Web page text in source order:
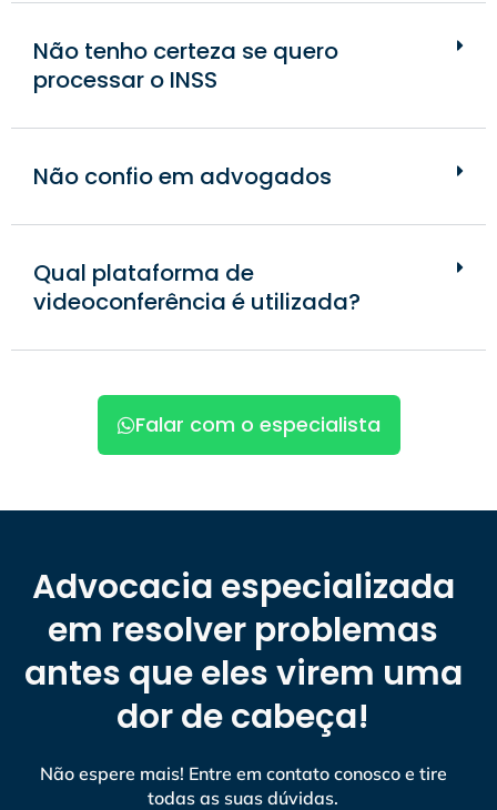
Não tenho certeza se quero
processar o INSS
Não confio em advogados
Qual plataforma de
videoconferência é utilizada?
Falar com o especialista
Advocacia especializada
em resolver problemas
antes que eles virem uma
dor de cabeça!
Não espere mais! Entre em contato conosco e tire
todas as suas dúvidas.